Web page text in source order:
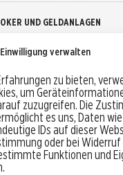
Einwilligung verwalten
zu bieten,
um
zuzugreifen. Die
es uns, Daten
IDs auf dieser
oder bei Widerruf
Funktionen und
UND GELDANLAGEN